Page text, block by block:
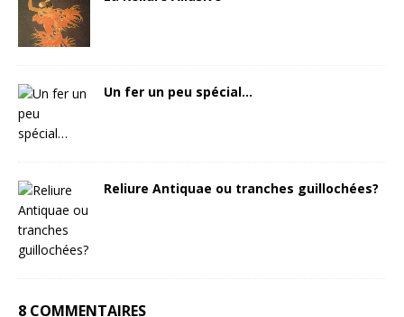
Un fer un peu spécial…
Reliure Antiquae ou tranches guillochées?
8 COMMENTAIRES